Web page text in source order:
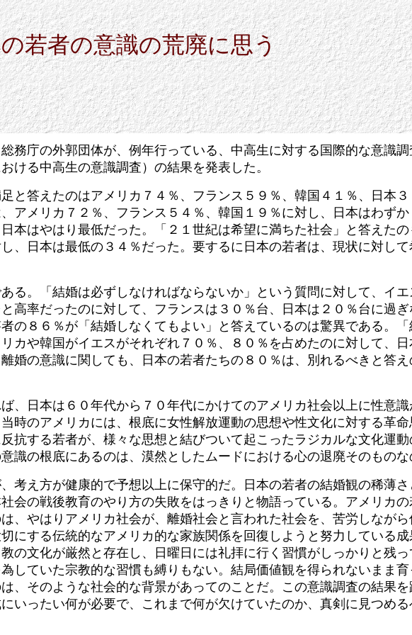
若者の意識の荒廃に思う
務庁の外郭団体が、例年行っている、中高生に対する国際的な意識調
ける中高生の意識調査）の結果を発表した。
と答えたのはアメリカ７４％、フランス５９％、韓国４１％、日本
アメリカ７２％、フランス５４％、韓国１９％に対し、日本はわずか
本はやはり最低だった。「２１世紀は希望に満ちた社会」と答えたの
、日本は最低の３４％だった。要するに日本の若者は、現状に対し
る。「結婚は必ずしなければならないか」という質問に対して、イエ
高率だったのに対して、フランスは３０％台、日本は２０％台に過ぎ
の８６％が「結婚しなくてもよい」と答えているのは驚異である。
カや韓国がイエスがそれぞれ７０％、８０％を占めたのに対して、日
婚の意識に関しても、日本の若者たちの８０％は、別れるべきと答え
、日本は６０年代から７０年代にかけてのアメリカ社会以上に性意
時のアメリカには、根底に女性解放運動の思想や性文化に対する革
抗する若者が、様々な思想と結びついて起こったラジカルな文化運
識の根底にあるのは、漠然としたムードにおける心の退廃そのものな
考え方が健康的で予想以上に保守的だ。日本の若者の結婚観の稀薄
会の戦後教育のやり方の失敗をはっきりと物語っている。アメリカの
、やはりアメリカ社会が、離婚社会と言われた社会を、苦労しなが
にする伝統的なアメリカ的な家族関係を回復しようと努力している
の文化が厳然と存在し、日曜日には礼拝に行く習慣がしっかりと残っ
していた宗教的な習慣も縛りもない。結局価値観を得られないまま育
、そのような社会的な背景があってのことだ。この意識調査の結果を
いったい何が必要で、これまで何が欠けていたのか、真剣に見つめ